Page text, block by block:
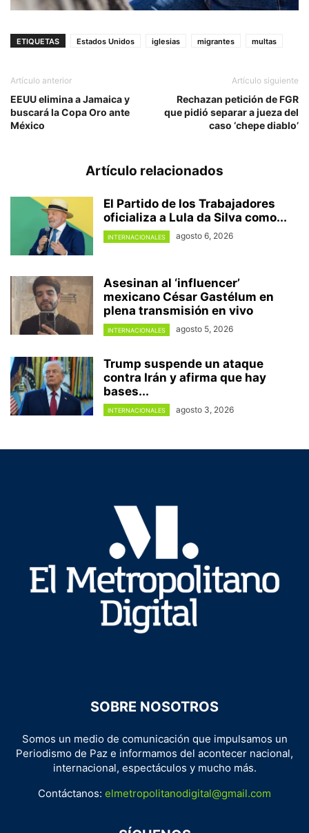
ETIQUETAS Estados Unidos iglesias migrantes multas
Artículo anterior
EEUU elimina a Jamaica y
buscará la Copa Oro ante
México
Artículo siguiente
Rechazan petición de FGR
que pidió separar a jueza del
caso ‘chepe diablo’
Artículo relacionados
El Partido de los Trabajadores
oficializa a Lula da Silva como...
INTERNACIONALES agosto 6, 2026
Asesinan al ‘influencer’
mexicano César Gastélum en
plena transmisión en vivo
INTERNACIONALES agosto 5, 2026
Trump suspende un ataque
contra Irán y afirma que hay
bases...
INTERNACIONALES agosto 3, 2026
SOBRE NOSOTROS
Somos un medio de comunicación que impulsamos un
Periodismo de Paz e informamos del acontecer nacional,
internacional, espectáculos y mucho más.
Contáctanos: elmetropolitanodigital@gmail.com